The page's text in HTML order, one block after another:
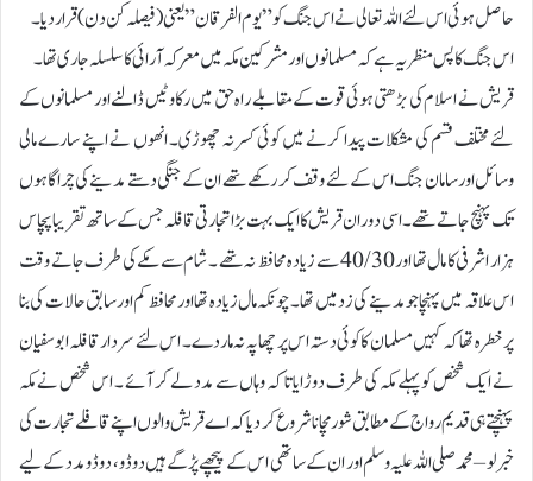
حاصل ہوئی اس لئے اللہ تعالی نے اس جنگ کو ” یوم الفرقان ” یعنی (فیصلہ کن دن ) قرار دیا ۔
اس جنگ کا پس منظر یہ ہے کہ مسلمانوں اور مشرکین مکہ میں معرکہ آرائی کا سلسلہ جاری تھا۔
قریش نے اسلام کی بڑھتی ہوئی قوت کے مقابلے راہ حق میں رکا وٹیں ڈالنے اور مسلمانوں کے
لئے مختلف قسم کی مشکلات پیدا کرنے میں کوئی کسر نہ چھوڑی۔ انھوں نے اپنے سارے مالی
وسائل اورسامان جنگ اس کے لئے وقف کر رکھے تھے ان کے جنگی دستے مدینے کی چراگاہوں
تک پہنچ جاتے تھے۔ اسی دوران قریش کا ایک بہت بڑا تجارتی قافلہ جس کے ساتھ تقریبا پچاس
ہزار اشرفی کا مال تھا اور 40/30 سے زیادہ محافظ نہ تھے ۔ شام سے مکے کی طرف جاتے وقت
اس علاقہ میں پہنچا جو مدینے کی زد میں تھا۔ چونکہ مال زیادہ تھا اور محافظ کم اور سابق حالات کی بنا
پر خطرہ تھا کہ کہیں مسلمان کا کوئی دستہ اس پر چھا پہ نہ مار دے۔ اس لئے سردار قافلہ ابو سفیان
نے ایک شخص کو پہلے مکہ کی طرف دوڑایا تا کہ وہاں سے مدد لے کر آئے ۔ اس شخص نے مکہ
پہنچتے ہی قدیم رواج کے مطابق شور مچانا شروع کر دیا کہ اے قریش والوں اپنے قافلے تجارت کی
خبر لو – محمد صلی اللہ علیہ وسلم اور ان کےساتھی اس کے پیچھے پڑ گے ہیں دوڈو، دوڈو مدد کے لیے